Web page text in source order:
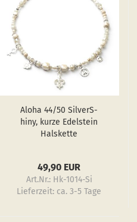
Aloha 44/50 Sil­verS­
hiny, kurze Edel­stein
Hals­ket­te
49,90 EUR
Art.Nr.: Hk-1014-Si
Lieferzeit: ca. 3-5 Tage